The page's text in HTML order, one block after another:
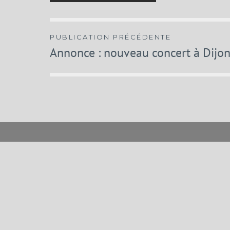
Navigation
PUBLICATION PRÉCÉDENTE
Annonce : nouveau concert à Dijon